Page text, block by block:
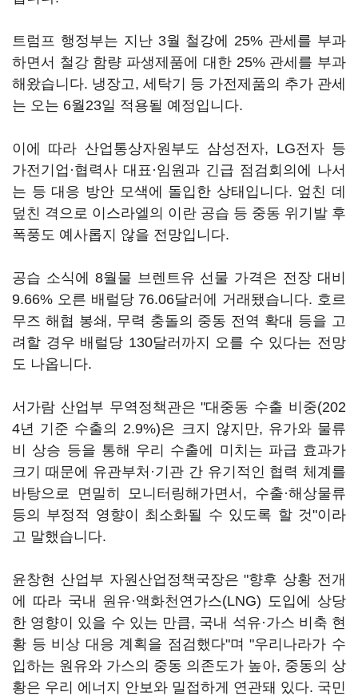
트럼프 행정부는 지난 3월 철강에 25% 관세를 부과
하면서 철강 함량 파생제품에 대한 25% 관세를 부과
해왔습니다. 냉장고, 세탁기 등 가전제품의 추가 관세
는 오는 6월23일 적용될 예정입니다.
이에 따라 산업통상자원부도 삼성전자, LG전자 등
가전기업·협력사 대표·임원과 긴급 점검회의에 나서
는 등 대응 방안 모색에 돌입한 상태입니다. 엎친 데
덮친 격으로 이스라엘의 이란 공습 등 중동 위기발 후
폭풍도 예사롭지 않을 전망입니다.
공습 소식에 8월물 브렌트유 선물 가격은 전장 대비
9.66% 오른 배럴당 76.06달러에 거래됐습니다. 호르
무즈 해협 봉쇄, 무력 충돌의 중동 전역 확대 등을 고
려할 경우 배럴당 130달러까지 오를 수 있다는 전망
도 나옵니다.
서가람 산업부 무역정책관은 "대중동 수출 비중(202
4년 기준 수출의 2.9%)은 크지 않지만, 유가와 물류
비 상승 등을 통해 우리 수출에 미치는 파급 효과가
크기 때문에 유관부처·기관 간 유기적인 협력 체계를
바탕으로 면밀히 모니터링해가면서, 수출·해상물류
등의 부정적 영향이 최소화될 수 있도록 할 것"이라
고 말했습니다.
윤창현 산업부 자원산업정책국장은 "향후 상황 전개
에 따라 국내 원유·액화천연가스(LNG) 도입에 상당
한 영향이 있을 수 있는 만큼, 국내 석유·가스 비축 현
황 등 비상 대응 계획을 점검했다"며 "우리나라가 수
입하는 원유와 가스의 중동 의존도가 높아, 중동의 상
황은 우리 에너지 안보와 밀접하게 연관돼 있다. 국민